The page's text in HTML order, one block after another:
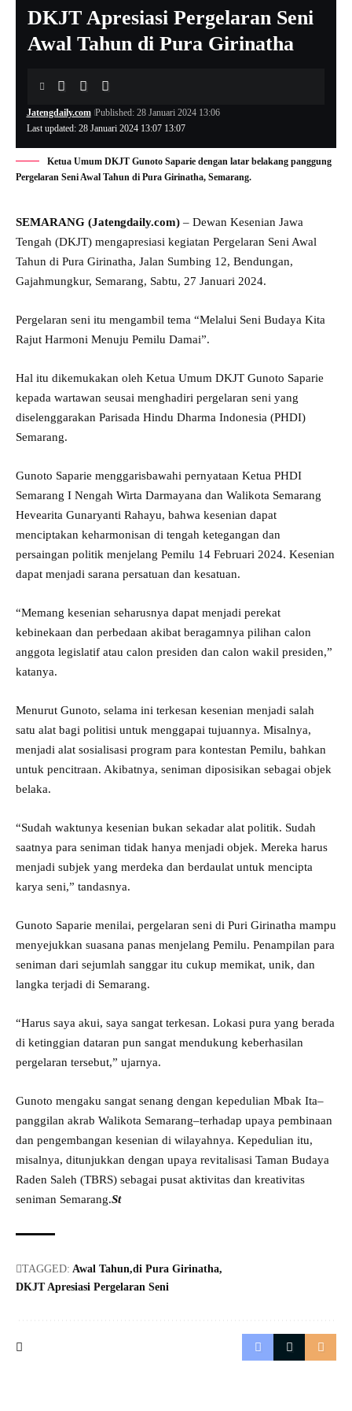
DKJT Apresiasi Pergelaran Seni
Awal Tahun di Pura Girinatha
Last updated: 28 Januari 2024 13:07 13:07
Jatengdaily.com Published: 28 Januari 2024 13:06
Ketua Umum DKJT Gunoto Saparie dengan latar belakang panggung
Pergelaran Seni Awal Tahun di Pura Girinatha, Semarang.
SEMARANG (Jatengdaily.com) – Dewan Kesenian Jawa
Tengah (DKJT) mengapresiasi kegiatan Pergelaran Seni Awal
Tahun di Pura Girinatha, Jalan Sumbing 12, Bendungan,
Gajahmungkur, Semarang, Sabtu, 27 Januari 2024.
Pergelaran seni itu mengambil tema “Melalui Seni Budaya Kita
Rajut Harmoni Menuju Pemilu Damai”.
Hal itu dikemukakan oleh Ketua Umum DKJT Gunoto Saparie
kepada wartawan seusai menghadiri pergelaran seni yang
diselenggarakan Parisada Hindu Dharma Indonesia (PHDI)
Semarang.
Gunoto Saparie menggarisbawahi pernyataan Ketua PHDI
Semarang I Nengah Wirta Darmayana dan Walikota Semarang
Hevearita Gunaryanti Rahayu, bahwa kesenian dapat
menciptakan keharmonisan di tengah ketegangan dan
persaingan politik menjelang Pemilu 14 Februari 2024. Kesenian
dapat menjadi sarana persatuan dan kesatuan.
“Memang kesenian seharusnya dapat menjadi perekat
kebinekaan dan perbedaan akibat beragamnya pilihan calon
anggota legislatif atau calon presiden dan calon wakil presiden,”
katanya.
Menurut Gunoto, selama ini terkesan kesenian menjadi salah
satu alat bagi politisi untuk menggapai tujuannya. Misalnya,
menjadi alat sosialisasi program para kontestan Pemilu, bahkan
untuk pencitraan. Akibatnya, seniman diposisikan sebagai objek
belaka.
“Sudah waktunya kesenian bukan sekadar alat politik. Sudah
saatnya para seniman tidak hanya menjadi objek. Mereka harus
menjadi subjek yang merdeka dan berdaulat untuk mencipta
karya seni,” tandasnya.
Gunoto Saparie menilai, pergelaran seni di Puri Girinatha mampu
menyejukkan suasana panas menjelang Pemilu. Penampilan para
seniman dari sejumlah sanggar itu cukup memikat, unik, dan
langka terjadi di Semarang.
“Harus saya akui, saya sangat terkesan. Lokasi pura yang berada
di ketinggian dataran pun sangat mendukung keberhasilan
pergelaran tersebut,” ujarnya.
Gunoto mengaku sangat senang dengan kepedulian Mbak Ita–
panggilan akrab Walikota Semarang–terhadap upaya pembinaan
dan pengembangan kesenian di wilayahnya. Kepedulian itu,
misalnya, ditunjukkan dengan upaya revitalisasi Taman Budaya
Raden Saleh (TBRS) sebagai pusat aktivitas dan kreativitas
seniman Semarang.St
TAGGED: Awal Tahun di Pura Girinatha
DKJT Apresiasi Pergelaran Seni